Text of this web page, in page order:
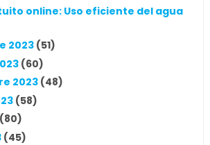
online: Uso eficiente del agua
2023(51)
(60)
2023 (48)
(58)
(80)
(45)